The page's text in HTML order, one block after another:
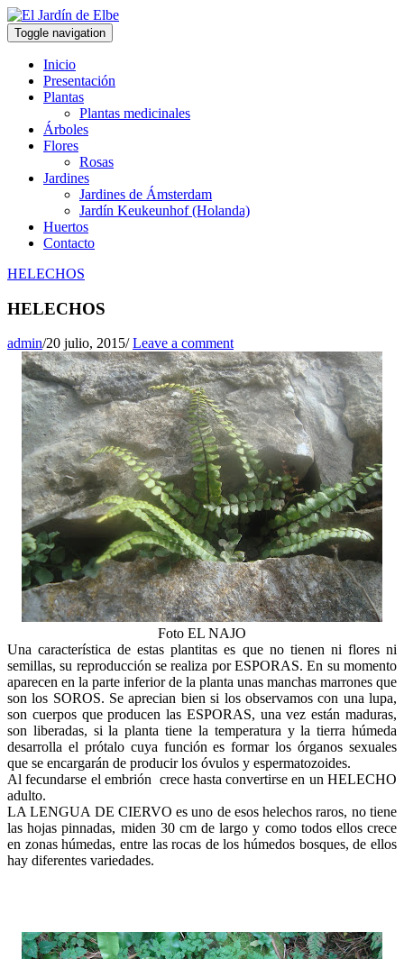
Toggle navigation
Inicio
Presentación
Plantas
Plantas medicinales
Árboles
Flores
Rosas
Jardines
Jardines de Ámsterdam
Jardín Keukeunhof (Holanda)
Huertos
Contacto
HELECHOS
HELECHOS
admin/20 julio, 2015/Leave a comment
Foto EL NAJO
Una característica de estas plantitas es que no tienen ni flores ni
semillas, su reproducción se realiza por ESPORAS. En su momento
aparecen en la parte inferior de la planta unas manchas marrones que
son los SOROS. Se aprecian bien si los observamos con una lupa,
son cuerpos que producen las ESPORAS, una vez están maduras,
son liberadas, si la planta tiene la temperatura y la tierra húmeda
desarrolla el prótalo cuya función es formar los órganos sexuales
que se encargarán de producir los óvulos y espermatozoides.
Al fecundarse el embrión crece hasta convertirse en un HELECHO
adulto.
LA LENGUA DE CIERVO es uno de esos helechos raros, no tiene
las hojas pinnadas, miden 30 cm de largo y como todos ellos crece
en zonas húmedas, entre las rocas de los húmedos bosques, de ellos
hay diferentes variedades.